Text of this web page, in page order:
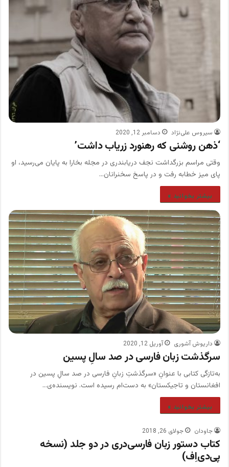
سیروس علی‌نژاد دسامبر 12, 2020
‘ذهن روشنی که رهنورد زریاب داشت’
وقتی مراسم بزرگداشت نجف دریابندری در مجله بخارا به پایان می‌رسید، او
پای میز خطابه رفت و در پاسخ سخنرانان…
بیشتر بخوانید »
داریوش آشوری آوریل 12, 2020
سرگذشت زبان فارسی در صد سالِ پسین
به‌تازگی کتابی با عنوانِ «سرگذشتِ زبانِ فارسی در صد سالِ پسین در
افغانستان و تاجیکستان» به دست‌ام رسیده است. نویسنده‌ی…
بیشتر بخوانید »
جاودان جولای 26, 2018
کتاب دستور زبان فارسی‌دری در دو جلد (نسخه
پی‌دی‌اِف)